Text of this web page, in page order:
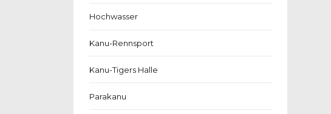
Hochwasser
Kanu-Rennsport
Kanu-Tigers Halle
Parakanu